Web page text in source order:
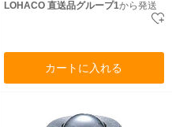
LOHACO 直送品グループ1から発送
カートに入れる